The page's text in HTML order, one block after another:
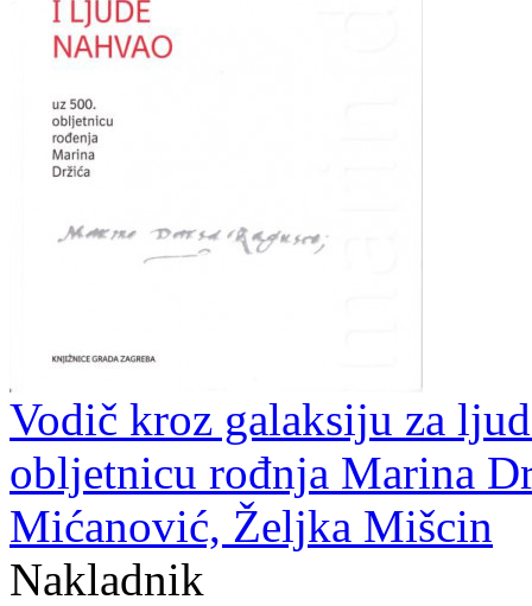
Vodič kroz galaksiju za
obljetnicu rođnja Marina
Mićanović, Željka Mišcin
Nakladnik